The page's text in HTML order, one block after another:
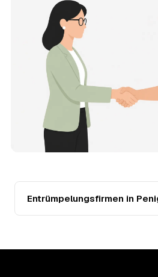
Wohnung in Penig?
Für eine durchschnittliche
die Kosten in Penig bei etwa
Schnitt rund 31,3 € je
Aufzug), Menge und
nach oben oder unten — den
Ihnen der Entrümpler nach
Werden Entrümpelungen in
teurer?
Seit 2020 verlief die
(+41 %), mit dem bisherigen
Eine Prognose lässt sich daraus
aktuelle Preisniveau als
Warum schwankt der Preis
2.690 € in Penig?
Entrümpelungsfirmen in